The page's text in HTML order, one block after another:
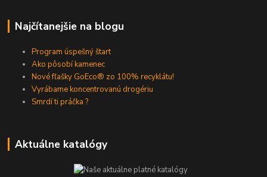
Najčítanejšie na blogu
Program úspešný štart
Ako pôsobí kamenec
Nové fľašky GoEco® zo 100% recyklátu!
Vyrábame koncentrovanú drogériu
Smrdí ti práčka ?
Aktuálne katalógy